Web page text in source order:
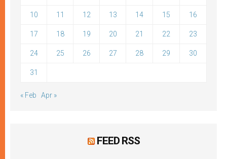
10 11 12 13 14 15 16
17 18 19 20 21 22 23
24 25 26 27 28 29 30
31
« Feb Apr »
FEED RSS